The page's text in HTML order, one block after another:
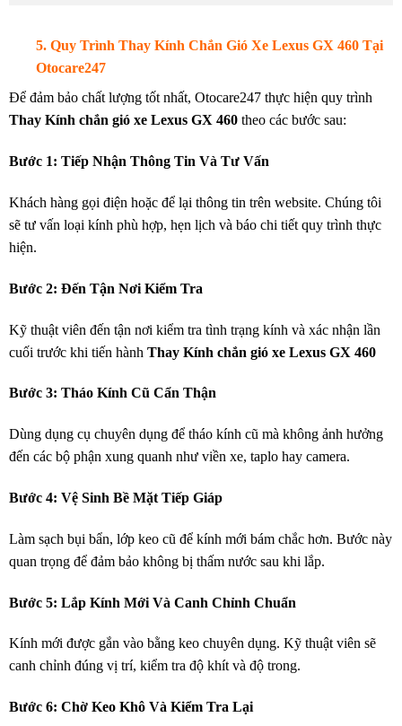
5. Quy Trình Thay Kính Chắn Gió Xe Lexus GX 460 Tại
Otocare247
Để đảm bảo chất lượng tốt nhất, Otocare247 thực hiện quy trình
Thay Kính chắn gió xe Lexus GX 460 theo các bước sau:
Bước 1: Tiếp Nhận Thông Tin Và Tư Vấn
Khách hàng gọi điện hoặc để lại thông tin trên website. Chúng tôi
sẽ tư vấn loại kính phù hợp, hẹn lịch và báo chi tiết quy trình thực
hiện.
Bước 2: Đến Tận Nơi Kiểm Tra
Kỹ thuật viên đến tận nơi kiểm tra tình trạng kính và xác nhận lần
cuối trước khi tiến hành Thay Kính chắn gió xe Lexus GX 460
Bước 3: Tháo Kính Cũ Cẩn Thận
Dùng dụng cụ chuyên dụng để tháo kính cũ mà không ảnh hưởng
đến các bộ phận xung quanh như viền xe, taplo hay camera.
Bước 4: Vệ Sinh Bề Mặt Tiếp Giáp
Làm sạch bụi bẩn, lớp keo cũ để kính mới bám chắc hơn. Bước này
quan trọng để đảm bảo không bị thấm nước sau khi lắp.
Bước 5: Lắp Kính Mới Và Canh Chỉnh Chuẩn
Kính mới được gắn vào bằng keo chuyên dụng. Kỹ thuật viên sẽ
canh chỉnh đúng vị trí, kiểm tra độ khít và độ trong.
Bước 6: Chờ Keo Khô Và Kiểm Tra Lại